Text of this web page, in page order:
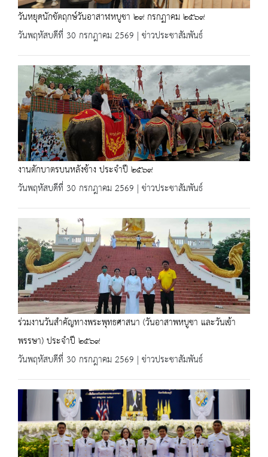
วันหยุดนักขัตฤกษ์วันอาสาฬหบูชา ๒๙ กรกฏาคม ๒๕๖๙
วันพฤหัสบดีที่ 30 กรกฎาคม 2569 | ข่าวประชาสัมพันธ์
งานตักบาตรบนหลังช้าง ประจำปี ๒๕๖๙
วันพฤหัสบดีที่ 30 กรกฎาคม 2569 | ข่าวประชาสัมพันธ์
ร่วมงานวันสำคัญทางพระพุทธศาสนา (วันอาสาพหบูชา และวันเข้า
พรรษา) ประจำปี ๒๕๖๙
วันพฤหัสบดีที่ 30 กรกฎาคม 2569 | ข่าวประชาสัมพันธ์